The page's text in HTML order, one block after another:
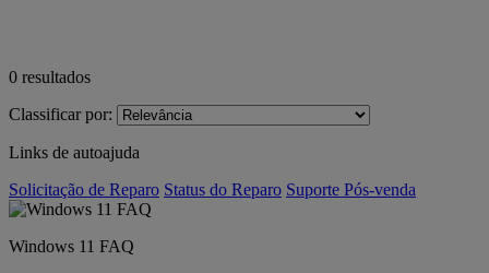
0 resultados
Classificar por:
Links de autoajuda
Solicitação de Reparo Status do Reparo Suporte Pós-venda
Windows 11 FAQ